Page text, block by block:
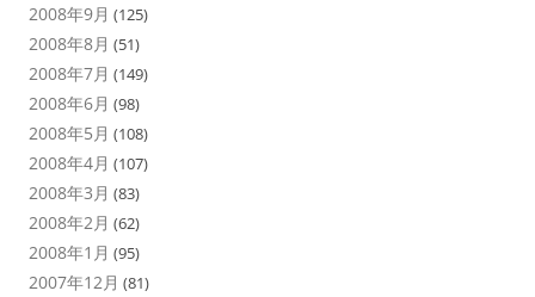
2008年9月 (125)
2008年8月 (51)
2008年7月 (149)
2008年6月 (98)
2008年5月 (108)
2008年4月 (107)
2008年3月 (83)
2008年2月 (62)
2008年1月 (95)
2007年12月 (81)